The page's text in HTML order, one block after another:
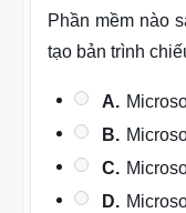
Phần mềm nào
tạo bản trình
A.
B.
C.
D.